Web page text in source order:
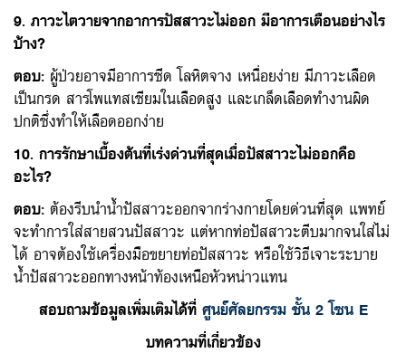
9. ภาวะไตวายจากอาการปัสสาวะไม่ออก มีอาการเตือนอย่างไร
บ้าง?
ตอบ: ผู้ป่วยอาจมีอาการซีด โลหิตจาง เหนื่อยง่าย มีภาวะเลือด
เป็นกรด สารโพแทสเซียมในเลือดสูง และเกล็ดเลือดทำงานผิด
ปกติซึ่งทำให้เลือดออกง่าย
10. การรักษาเบื้องต้นที่เร่งด่วนที่สุดเมื่อปัสสาวะไม่ออกคือ
อะไร?
ตอบ: ต้องรีบนำน้ำปัสสาวะออกจากร่างกายโดยด่วนที่สุด แพทย์
จะทำการใส่สายสวนปัสสาวะ แต่หากท่อปัสสาวะตีบมากจนใส่ไม่
ได้ อาจต้องใช้เครื่องมือขยายท่อปัสสาวะ หรือใช้วิธีเจาะระบาย
น้ำปัสสาวะออกทางหน้าท้องเหนือหัวหน่าวแทน
สอบถามข้อมูลเพิ่มเติมได้ที่ ศูนย์ศัลยกรรม ชั้น2 โซน E
บทความที่เกี่ยวข้อง